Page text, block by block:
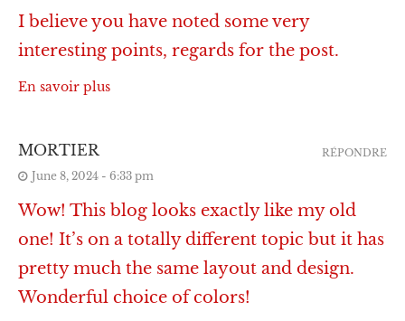
I believe you have noted some very
interesting points, regards for the post.
En savoir plus
MORTIER
June 8, 2024 - 6:33 pm
Wow! This blog looks exactly like my old
one! It’s on a totally different topic but it has
pretty much the same layout and design.
Wonderful choice of colors!
RÉPONDRE